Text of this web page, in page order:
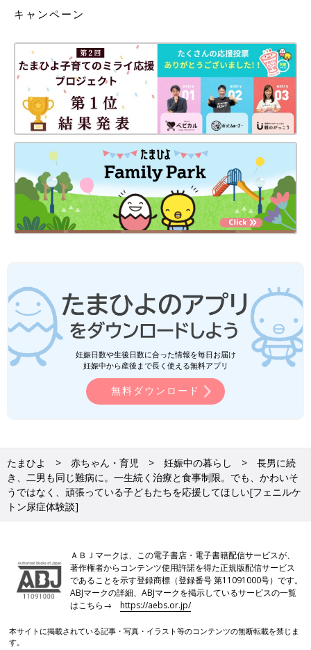
んぱく米などの食品は、補助の対象にはなりません。低たんぱく
近は地震や豪雨による災害も多く、治療用ミルクや低たんぱく米
はどこでも手に入るものではないので、わが家も非常用にストッ
クしています。治療のため、生きるために必要な食品への補助へ
も目を向けてもらえるようになったらと常に思っています。
そして、医療従事者の方々も正しい知識、しかもアップデートさ
れた知識を持ってほしい。私は、最初に長男の病気を知らされた
産婦人科
の先生から母乳を飲ませることはできないといわ
れたんです。のちに母乳を飲ませても問題ないと知って、当時母
乳を与えるのが怖くなり飲ませなかったことを後悔しました。普
通の人は医師の言葉を信じますし、それによって気持ちや考えも
変わる。ひと言がとても重いことを知ってほしいです」（ひとみ
さん）
医療的ケア児との生活は大変だし、苦労
もあるかもしれないけれど、イコール不
幸ではない【先天性ミオパチーの息子・
富士くんとの日々】
富士くんは、国の指定難病「先天性ミオパチ
ー」と診断されます。半年間の入院を経て、親
子３人の生活がスタート、当初は病院を離れ、
もしものことがあったらどうするかという不安
や、外出する不安もあったといいます。後編で
は、退院後から今の生活の様子、そしてこれか
いつか、PKUの子どもたちと低たんぱくそうめんを使った流しそ
「たまひよ 家族を考える」では、すべての赤ちゃんや家族にと
って、よりよい社会・環境となることを目指してさまざまな課題
を取材し、発信していきます。
PROFILE
指定難病フェニルケトン尿症を持つ４才と３才の２人の男の子の
ママ。ＰＫＵ親の会の運営スタッフとして、インスタグラムでの
日々の育児や食事について情報発信中。
キャンペーン
妊娠日数や生後日数に合った情報を毎日お届け
妊娠中から産後まで長く使える無料アプリ
無料ダウンロード
たまひよ 赤ちゃん・育児 妊娠中の暮らし
長男に続
き、二男も同じ難病に。一生続く治療と食事制限。でも、かわいそ
うではなく、頑張っている子どもたちを応援してほしい[フェニルケ
トン尿症体験談]
ＡＢＪマークは、この電子書店・電子書籍配信サービスが、
著作権者からコンテンツ使用許諾を得た正規版配信サービス
であることを示す登録商標（登録番号 第11091000号）です。
ABJマークの詳細、ABJマークを掲示しているサービスの一覧
はこちら→https://aebs.or.jp/
本サイトに掲載されている記事・写真・イラスト等のコンテンツの無断転載を禁じま
す。